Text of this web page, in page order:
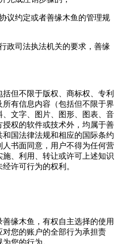
议约定或者善缘木鱼的管理规
政司法执法机关的要求，善缘
但不限于版权、商标权、专利
有信息内容（包括但不限于界
文字、图片、图形、图表、音
权的软件或技术外，均属于善
国法律法规和相应的国际条约
书面同意，用户不得为任何营
、利用、转让或许可上述知识
许可行为的权利。
缘木鱼，有权自主选择的使用
您的账户的全部行为承担责
您的行为。